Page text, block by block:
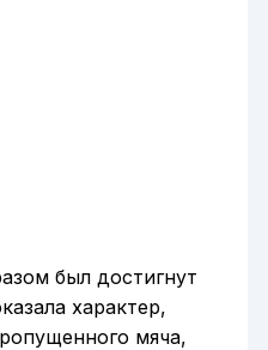
был достигнут
характер,
мяча,